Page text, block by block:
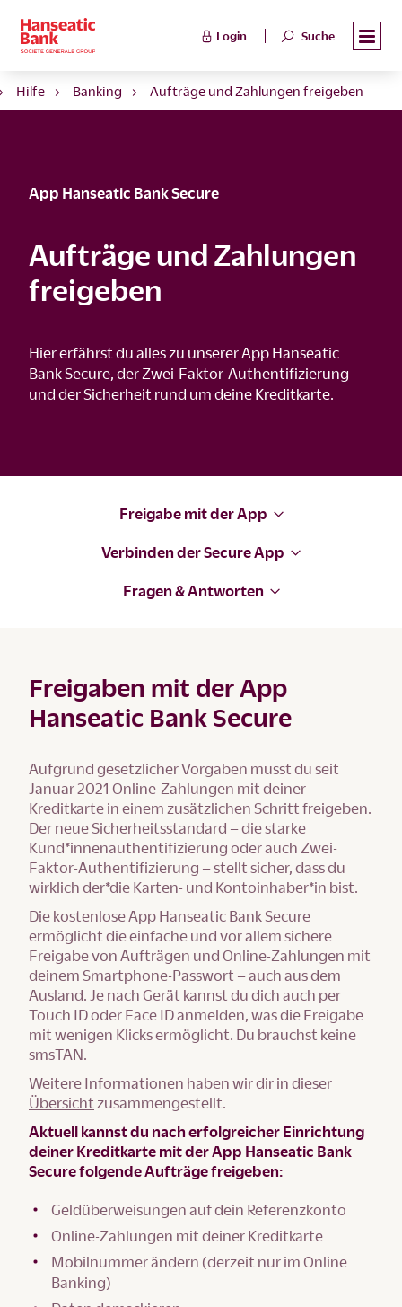
Login Suche
Hilfe Banking Aufträge und Zahlungen freigeben
App Hanseatic Bank Secure
Aufträge und Zahlungen
freigeben
Hier erfährst du alles zu unserer App Hanseatic
Bank Secure, der Zwei-Faktor-Authentifizierung
und der Sicherheit rund um deine Kreditkarte.
Freigabe mit der App
Verbinden der Secure App
Fragen & Antworten
Freigaben mit der App
Hanseatic Bank Secure
Aufgrund gesetzlicher Vorgaben musst du seit
Januar 2021 Online-Zahlungen mit deiner
Kreditkarte in einem zusätzlichen Schritt freigeben.
Der neue Sicherheitsstandard – die starke
Kund*innenauthentifizierung oder auch Zwei-
Faktor-Authentifizierung – stellt sicher, dass du
wirklich der*die Karten- und Kontoinhaber*in bist.
Die kostenlose App Hanseatic Bank Secure
ermöglicht die einfache und vor allem sichere
Freigabe von Aufträgen und Online-Zahlungen mit
deinem Smartphone-Passwort – auch aus dem
Ausland. Je nach Gerät kannst du dich auch per
Touch ID oder Face ID anmelden, was die Freigabe
mit wenigen Klicks ermöglicht. Du brauchst keine
smsTAN.
Weitere Informationen haben wir dir in dieser
Übersicht zusammengestellt.
Aktuell kannst du nach erfolgreicher Einrichtung
deiner Kreditkarte mit der App Hanseatic Bank
Secure folgende Aufträge freigeben:
Geldüberweisungen auf dein Referenzkonto
Online-Zahlungen mit deiner Kreditkarte
Mobilnummer ändern (derzeit nur im Online
Banking)